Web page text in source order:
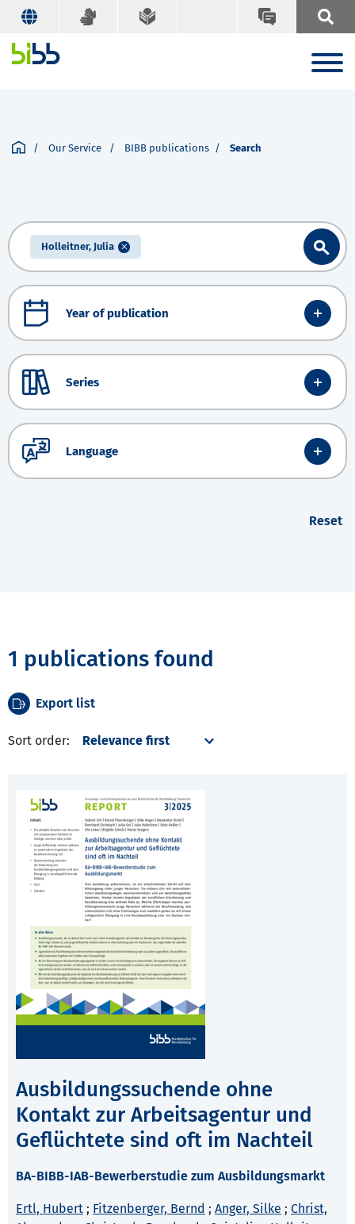
Our Service BIBB publications Search
Holleitner, Julia
Year of publication
Series
Language
Reset
1 publications found
Export list
Sort order:
Ausbildungssuchende ohne
Kontakt zur Arbeitsagentur und
Geflüchtete sind oft im Nachteil
BA-BIBB-IAB-Bewerberstudie zum Ausbildungsmarkt
Ertl, Hubert ; Fitzenberger, Bernd ; Anger, Silke ; Christ,